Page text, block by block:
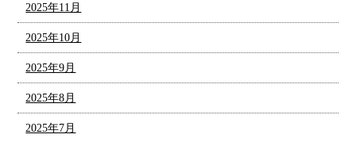
2025年11月
2025年10月
2025年9月
2025年8月
2025年7月